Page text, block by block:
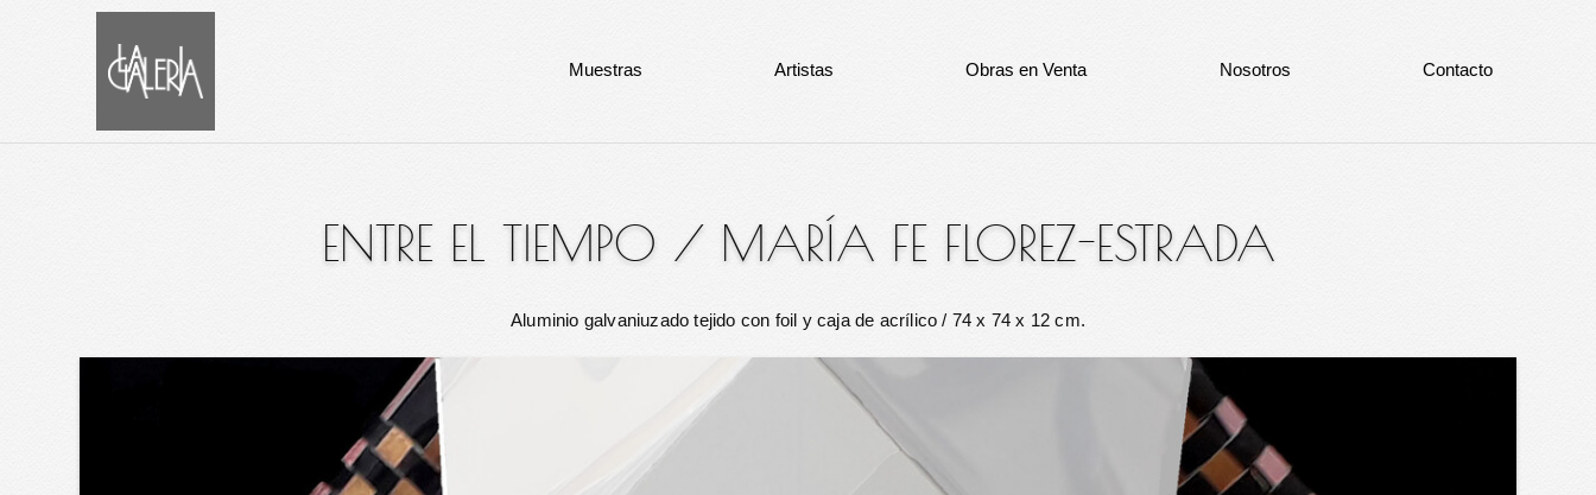
Muestras Artistas Obras en Venta Nosotros Contacto
ENTRE EL TIEMPO / MARÍA FE FLOREZ-ESTRADA
Aluminio galvaniuzado tejido con foil y caja de acrílico / 74 x 74 x 12 cm.